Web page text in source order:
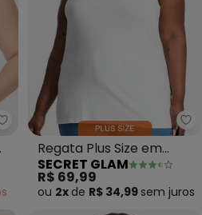
Malwee - Regata Evasê
Regata Plus Size em
Ribana Canelada (Bege)
SECRET GLAM
R$ 69,99
ou 2x de R$ 34,99 sem juros